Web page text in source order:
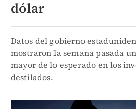
dólar
Datos del gobierno
mostraron la semana pasada
mayor de lo esperado en los
destilados.